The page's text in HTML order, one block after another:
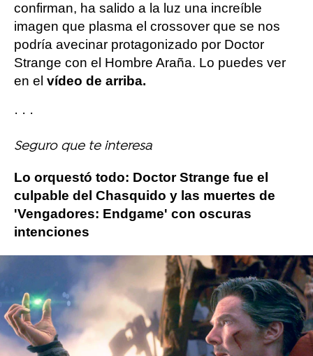
confirman, ha salido a la luz una increíble
imagen que plasma el crossover que se nos
podría avecinar protagonizado por Doctor
Strange con el Hombre Araña. Lo puedes ver
en el vídeo de arriba.
· · ·
Seguro que te interesa
Lo orquestó todo: Doctor Strange fue el
culpable del Chasquido y las muertes de
'Vengadores: Endgame' con oscuras
intenciones
Más sobre este tema:
Benedict Cumberbatch spiderman marvel